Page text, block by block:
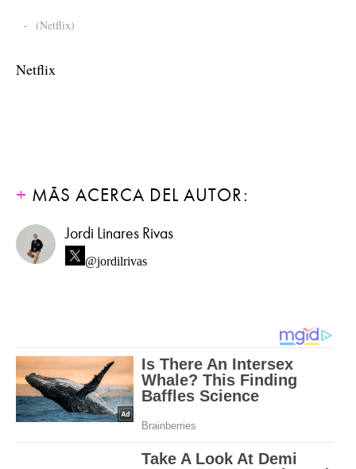
- (Netflix)
Netflix
MÁS ACERCA DEL AUTOR:
Jordi Linares Rivas
@jordilrivas